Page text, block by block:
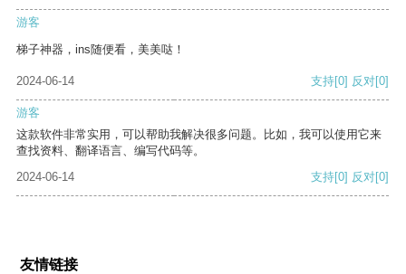
游客
梯子神器，ins随便看，美美哒！
2024-06-14 支持[0] 反对[0]
游客
这款软件非常实用，可以帮助我解决很多问题。比如，我可以使用它来
查找资料、翻译语言、编写代码等。
2024-06-14
支持[0] 反对[0]
友情链接